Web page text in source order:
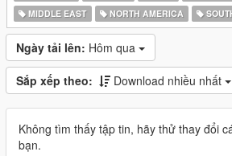
MIDDLE EAST
NORTH AMERICA
Ngày tải lên: Hôm qua
Sắp xếp theo: Download nhiều nhất
Không tìm thấy tập tin, hãy thử thay đổi
bạn.